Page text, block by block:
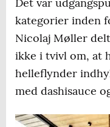
Det var
kategorier inden
Nicolaj Møller
ikke i tvivl om, at
helleflynder
med dashisauce